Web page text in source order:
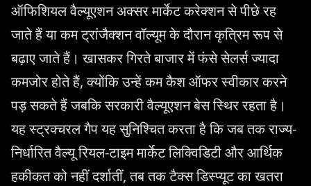
ऑफिशियल वैल्यूएशन अक्सर मार्केट करेक्शन से पीछे रह
जाते हैं या कम ट्रांजैक्शन वॉल्यूम के दौरान कृत्रिम रूप से
बढ़ाए जाते हैं। खासकर गिरते बाजार में फंसे सेलर्स ज्यादा
कमजोर होते हैं, क्योंकि उन्हें कम कैश ऑफर स्वीकार करने
पड़ सकते हैं जबकि सरकारी वैल्यूएशन बेस स्थिर रहता है।
यह स्ट्रक्चरल गैप यह सुनिश्चित करता है कि जब तक राज्य-
निर्धारित वैल्यू रियल-टाइम मार्केट लिक्विडिटी और आर्थिक
हकीकत को नहीं दर्शातीं, तब तक टैक्स डिस्प्यूट का खतरा